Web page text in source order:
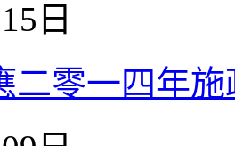
日
二零一四年